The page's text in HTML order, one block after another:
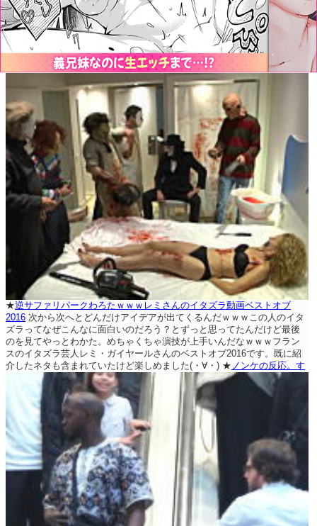
★逆サファリパークわろたｗｗｗレミさんのイタズラ動画ベストオブ
2016 次から次へとどんだけアイデアが出てくるんだｗｗｗこの人のイタ
ズラってなぜこんなに面白いのだろう？とずっと思ってたんだけど最後
のを見てやっとわかた。めちゃくちゃ演技が上手いんだなｗｗｗフラン
スのイタズラ芸人レミ・ガイヤールさんのベストオブ2016です。既に紹
介したネタも含まれていたけど楽しめました(・∀・) ★ ノンケの反応。す